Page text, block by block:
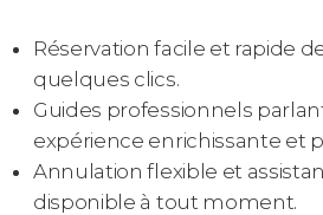
Réservation facile et rapide
quelques clics.
Guides professionnels
expérience enrichissante et
Annulation flexible et
disponible à tout moment.